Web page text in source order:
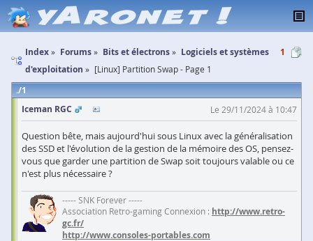
Index Forums Bits et électrons
Logiciels et systèmes
d'exploitation
[Linux] Partition Swap - Page 1
1
1
Iceman RGC
Le 29/11/2024 à 10:47
Question bête, mais aujourd'hui sous Linux avec la généralisation
des SSD et l'évolution de la gestion de la mémoire des OS, pensez-
vous que garder une partition de Swap soit toujours valable ou ce
n'est plus nécessaire ?
----- SNK Forever -----
Association Retro-gaming Connexion : http://www.retro-
gc.fr/
http://www.consoles-portables.com